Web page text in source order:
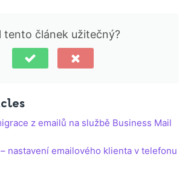
tento článek užitečný?
z emailů na službě Business Mail
nastavení emailového klienta v telefonu